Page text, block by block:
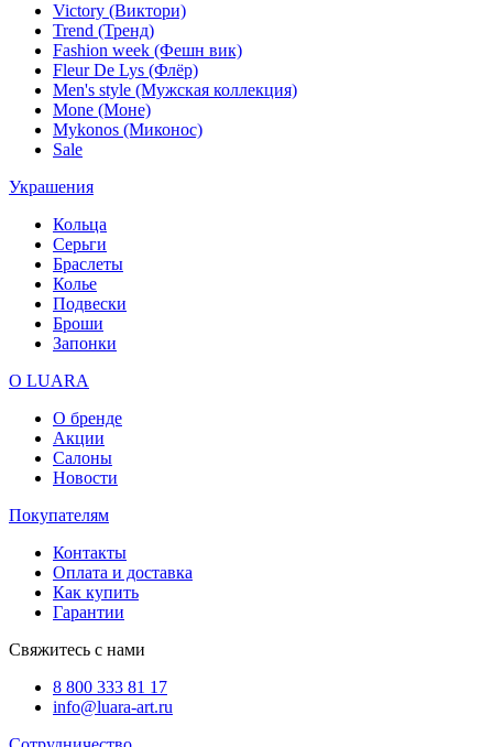
Victory (Виктори)
Trend (Тренд)
Fashion week (Фешн вик)
Fleur De Lys (Флёр)
Men's style (Мужская коллекция)
Mone (Моне)
Mykonos (Миконос)
Sale
Украшения
Кольца
Серьги
Браслеты
Колье
Подвески
Броши
Запонки
О LUARA
О бренде
Акции
Салоны
Новости
Покупателям
Контакты
Оплата и доставка
Как купить
Гарантии
Свяжитесь с нами
8 800 333 81 17
info@luara-art.ru